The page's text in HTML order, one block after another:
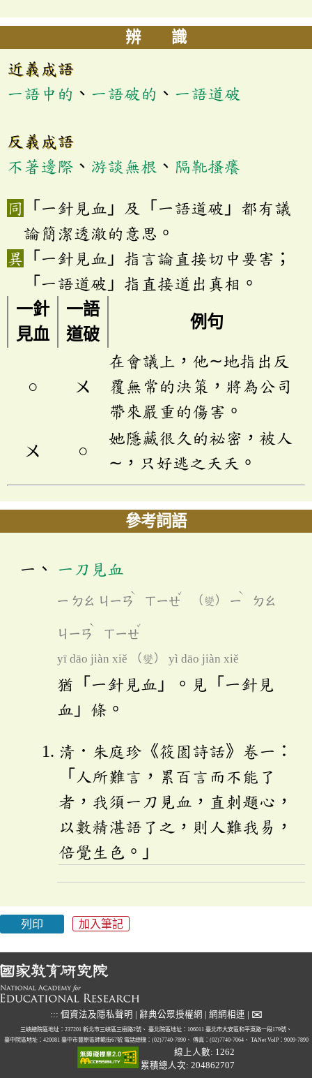
辨 識
近義成語
一語中的 、 一語破的 、 一語道破
反義成語
不著邊際 、 游談無根 、 隔靴搔癢
「一針見血」及「一語道破」都有議
論簡潔透澈的意思。
「一針見血」指言論直接切中要害；
「一語道破」指直接道出真相。
一針
見血
一語
道破
例句
○ ㄨ
在會議上，他∼地指出反
覆無常的決策，將為公司
帶來嚴重的傷害。
ㄨ ○
她隱藏很久的祕密，被人
∼，只好逃之夭夭。
參考詞語
一刀見血
ㄧ ㄉㄠ ㄐㄧㄢ
ˋ
ㄒㄧㄝ
ˇ
（變） ㄧ
ˋ
ㄉㄠ
ㄐㄧㄢ
ˋ
ㄒㄧㄝ
ˇ
yī dāo jiàn xiě （變） yì dāo jiàn xiě
猶「一針見血」。見「一針見
血」條。
清．朱庭珍《筱園詩話》卷一：
「人所難言，累百言而不能了
者，我須一刀見血，直刺題心，
以數精湛語了之，則人難我易，
倍覺生色。」
列印 加入筆記
::: 個資法及隱私聲明 辭典公眾授權網 網網相連 ✉
三峽總院區地址：237201 新北市三峽區三樹路2號、 臺北院區地址：106011 臺北市大安區和平東路一段179號、
臺中院區地址：420081 臺中市豐原區師範街67號 電話總機：(02)7740-7890、 傳真：(02)7740-7064、 TANet VoIP：9009-7890
線上人數: 1262
累積總人次: 204862707